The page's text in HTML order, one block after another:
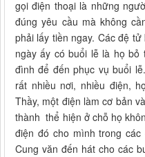
gọi điện thoại là những
đúng yêu cầu mà không
phải lấy tiền ngay. Các đệ
ngày ấy có buổi lễ là họ bỏ
đình để đến phục vụ buổi
rất nhiều nơi, nhiều điện,
Thầy, một điện làm cơ bản
thành thể hiện ở chỗ họ
điện đó cho mình trong
Cung văn đến hát cho các